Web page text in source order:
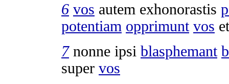
6 vos autem exhonorastis
potentiam opprimunt vos
7nonne ipsi blasphemant
super vos